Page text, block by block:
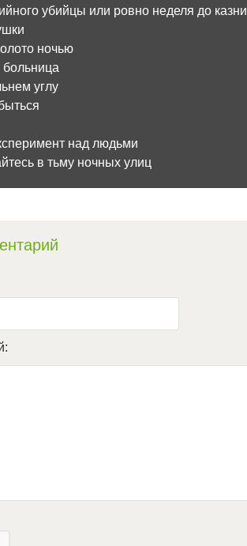
убийцы или ровно неделя до казни
ночью
углу
над людьми
в тьму ночных улиц